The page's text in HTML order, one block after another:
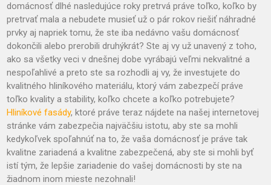
domácnosť dlhé nasledujúce roky pretrvá práve toľko, koľko by
pretrvať mala a nebudete musieť už o pár rokov riešiť náhradné
prvky aj napriek tomu, že ste iba nedávno vašu domácnosť
dokončili alebo prerobili druhýkrát? Ste aj vy už unavený z toho,
ako sa všetky veci v dnešnej dobe vyrábajú veľmi nekvalitné a
nespoľahlivé a preto ste sa rozhodli aj vy, že investujete do
kvalitného hliníkového materiálu, ktorý vám zabezpečí práve
toľko kvality a stability, koľko chcete a koľko potrebujete?
Hliníkové fasády, ktoré práve teraz nájdete na našej internetovej
stránke vám zabezpečia najväčšiu istotu, aby ste sa mohli
kedykoľvek spoľahnúť na to, že vaša domácnosť je práve tak
kvalitne zariadená a kvalitne zabezpečená, aby ste si mohli byť
istí tým, že lepšie zariadenie do vašej domácnosti by ste na
žiadnom inom mieste nezohnali!